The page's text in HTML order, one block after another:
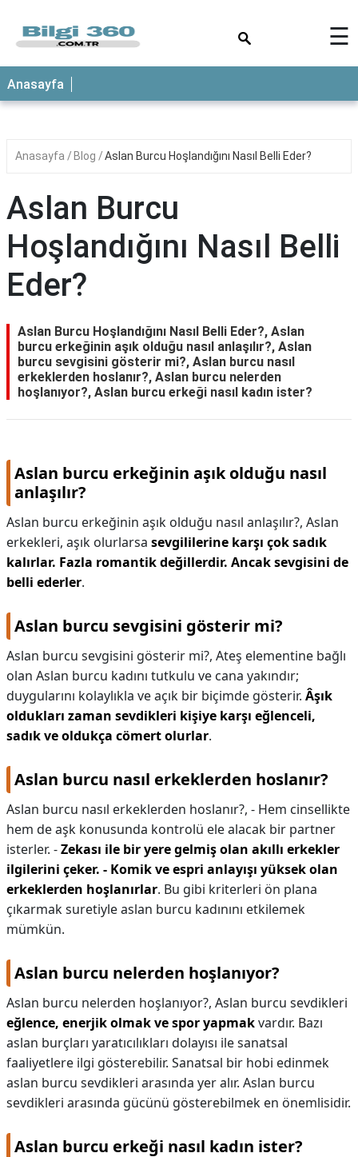
ANASAYFA
☰
Anasayfa
Anasayfa Blog Aslan Burcu Hoşlandığını Nasıl Belli Eder?
Aslan Burcu
Hoşlandığını Nasıl Belli
Eder?
Aslan Burcu Hoşlandığını Nasıl Belli Eder?, Aslan
burcu erkeğinin aşık olduğu nasıl anlaşılır?, Aslan
burcu sevgisini gösterir mi?, Aslan burcu nasıl
erkeklerden hoslanır?, Aslan burcu nelerden
hoşlanıyor?, Aslan burcu erkeği nasıl kadın ister?
Aslan burcu erkeğinin aşık olduğu nasıl
anlaşılır?
Aslan burcu erkeğinin aşık olduğu nasıl anlaşılır?, Aslan
erkekleri, aşık olurlarsa sevgililerine karşı çok sadık
kalırlar. Fazla romantik değillerdir. Ancak sevgisini de
belli ederler.
Aslan burcu sevgisini gösterir mi?
Aslan burcu sevgisini gösterir mi?, Ateş elementine bağlı
olan Aslan burcu kadını tutkulu ve cana yakındır;
duygularını kolaylıkla ve açık bir biçimde gösterir. Âşık
oldukları zaman sevdikleri kişiye karşı eğlenceli,
sadık ve oldukça cömert olurlar.
Aslan burcu nasıl erkeklerden hoslanır?
Aslan burcu nasıl erkeklerden hoslanır?, - Hem cinsellikte
hem de aşk konusunda kontrolü ele alacak bir partner
isterler. -Zekası ile bir yere gelmiş olan akıllı erkekler
ilgilerini çeker. - Komik ve espri anlayışı yüksek olan
erkeklerden hoşlanırlar. Bu gibi kriterleri ön plana
çıkarmak suretiyle aslan burcu kadınını etkilemek
mümkün.
Aslan burcu nelerden hoşlanıyor?
Aslan burcu nelerden hoşlanıyor?, Aslan burcu sevdikleri
eğlence, enerjik olmak ve spor yapmakvardır. Bazı
aslan burçları yaratıcılıkları dolayısı ile sanatsal
faaliyetlere ilgi gösterebilir. Sanatsal bir hobi edinmek
aslan burcu sevdikleri arasında yer alır. Aslan burcu
sevdikleri arasında gücünü gösterebilmek en önemlisidir.
Aslan burcu erkeği nasıl kadın ister?